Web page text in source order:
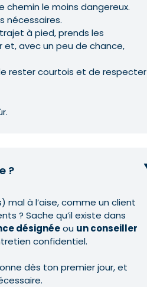
chemin le moins dangereux.
nécessaires.
à pied, prends les
et, avec un peu de chance,
rester courtois et de respecter
?
mal à l’aise, comme un client
? Sache qu’il existe dans
désignéeou un conseiller
confidentiel.
dès ton premier jour, et